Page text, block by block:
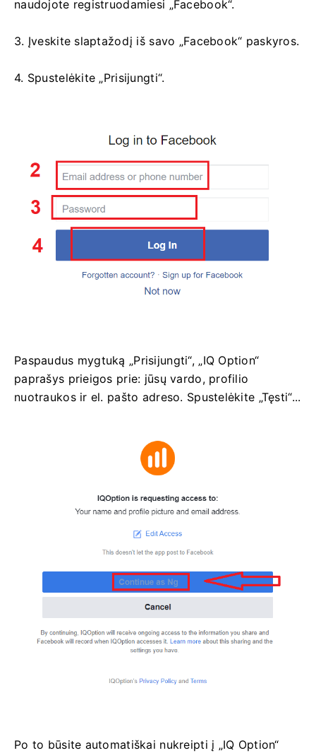
naudojote registruodamiesi „Facebook“.
3. Įveskite slaptažodį iš savo „Facebook“ paskyros.
4. Spustelėkite „Prisijungti“.
Paspaudus mygtuką „Prisijungti“, „IQ Option“
paprašys prieigos prie: jūsų vardo, profilio
nuotraukos ir el. pašto adreso. Spustelėkite „Tęsti“...
Po to būsite automatiškai nukreipti į „IQ Option“